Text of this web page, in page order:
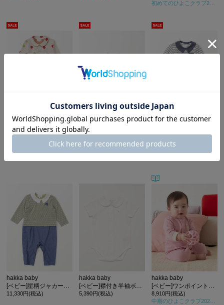
初めてのひよこクラブ2025年秋号
hakka baby
[ベビー]フルーツジャカード長袖カバーオール
hakka baby
[ベビー]星襟長袖カバーオール
10,230円(税込)
50%OFF
[ベビー]ボーダーカノコ長袖カバーオール
11,330円(税込)
50%OFF
hakka baby
[ベビー]星柄ジャカード長袖カバーオール
11,330円(税込)
hakka baby
[ベビー]襟付き半袖ボディースーツ
5,390円(税込)
hakka baby
[ベビー]ワンポイント刺繍カバーオール
8,910円(税込)
中期のひよこクラブ2024年秋号